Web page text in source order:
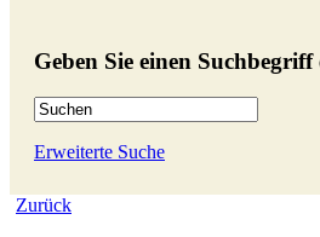
Geben Sie einen Suchbegriff
Erweiterte Suche
Zurück